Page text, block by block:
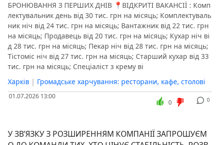
️БРОНЮВАННЯ З ПЕРШИХ ДНІВ️ 📍ВІДКРИТІ ВАКАНСІЇ : Комп
лектувальник день від 30 тис. грн на місяць; Комплектуваль
ник ніч від 24 тис. грн на місяць; Вантажник від 22 тис. грн
на місяць; Продавець від 20 тис. грн на місяць; Кухар ніч ві
д 28 тис. грн на місяць; Пекар ніч від 28 тис. грн на місяць;
Тістоміс ніч від 27 тис. грн на місяць; Старший кухар від 33
тис. грн на місяць; Спеціаліст з крему ві
Харків | Громадське харчування: ресторани, кафе, столові
01.07.2026 13:00 0
0
У ЗВ’ЯЗКУ З РОЗШИРЕННЯМ КОМПАНІЇ ЗАПРОШУЄМ